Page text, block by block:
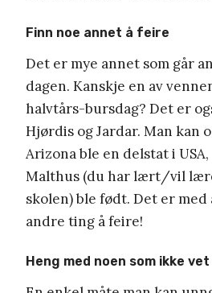
Finn noe annet å feire
Det er mye annet som går
dagen. Kanskje en av
halvtårs-bursdag? Det er
Hjørdis og Jardar. Man kan
Arizona ble en delstat i
Malthus (du har lært/vil
skolen) ble født. Det er
andre ting å feire!
Heng med noen som ikke